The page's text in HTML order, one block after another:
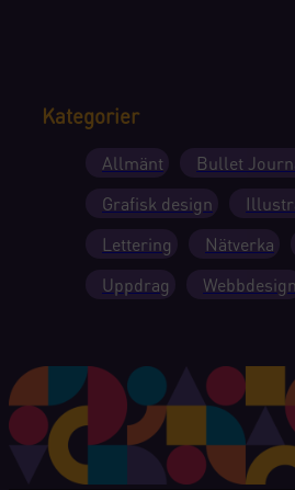
Kategorier
Allmänt
Bullet
Grafisk design
Lettering
Nätverka
Uppdrag
Webbdesign